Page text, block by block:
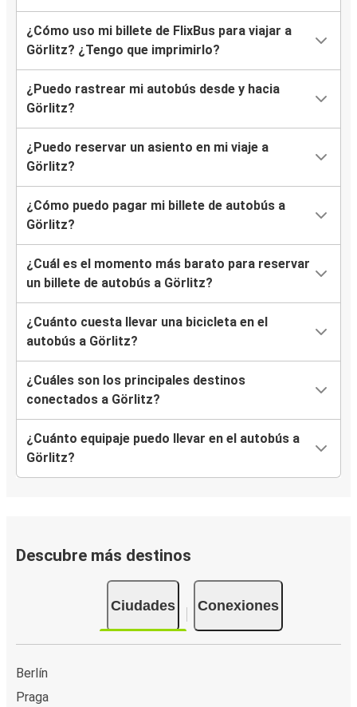
¿Cómo uso mi billete de FlixBus para viajar a
Görlitz? ¿Tengo que imprimirlo?
¿Puedo rastrear mi autobús desde y hacia
Görlitz?
¿Puedo reservar un asiento en mi viaje a
Görlitz?
¿Cómo puedo pagar mi billete de autobús a
Görlitz?
¿Cuál es el momento más barato para reservar
un billete de autobús a Görlitz?
¿Cuánto cuesta llevar una bicicleta en el
autobús a Görlitz?
¿Cuáles son los principales destinos
conectados a Görlitz?
¿Cuánto equipaje puedo llevar en el autobús a
Görlitz?
Descubre más destinos
Ciudades Conexiones
Berlín
Praga